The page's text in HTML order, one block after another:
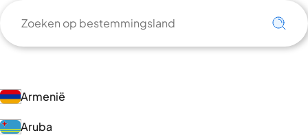
Armenië
Aruba